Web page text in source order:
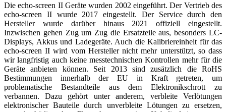
Die echo-screen II Geräte wurden 2002 eingeführt. Der Vertrieb des
echo-screen II wurde 2017 eingestellt. Der Service durch den
Hersteller wurde darüber hinaus 2021 offiziell eingestellt.
Inzwischen gehen Zug um Zug die Ersatzteile aus, besonders LC-
Displays, Akkus und Ladegeräte. Auch die Kalibriereinheit für das
echo-screen II wird vom Hersteller nicht mehr unterstützt, so dass
wir langfristig auch keine messtechnischen Kontrollen mehr für die
Geräte anbieten können. Seit 2013 sind zusätzlich die RoHS
Bestimmungen innerhalb der EU in Kraft getreten, um
problematische Bestandteile aus dem Elektronikschrott zu
verbannen. Dazu gehört unter anderem, verbleite Verlötungen
elektronischer Bauteile durch unverbleite Lötungen zu ersetzen,